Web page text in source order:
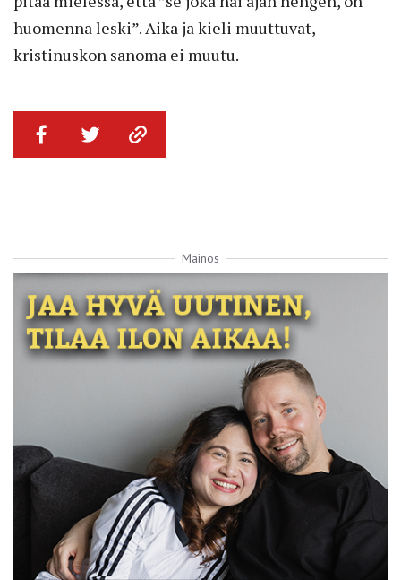
huomenna leski”. Aika ja kieli muuttuvat,
kristinuskon sanoma ei muutu.
Mainos